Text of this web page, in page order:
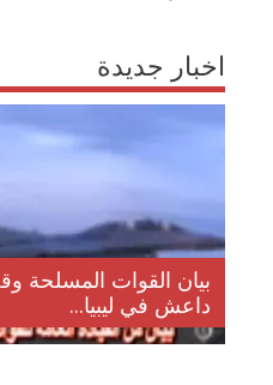
اخبار جديدة
بيان القوات المسلحة
داعش في ليبيا...